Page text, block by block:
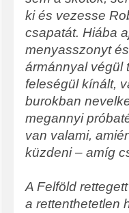
ki és vezesse
csapatát. Hiába
menyasszonyt
ármánnyal végül
feleségül kínált,
burokban
megannyi
van valami,
küzdeni – amíg
A Felföld
a rettenthetetlen